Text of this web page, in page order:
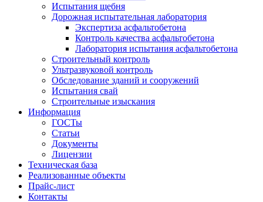
Испытания щебня
Дорожная испытательная лаборатория
Экспертиза асфальтобетона
Контроль качества асфальтобетона
Лаборатория испытания асфальтобетона
Строительный контроль
Ультразвуковой контроль
Обследование зданий и сооружений
Испытания свай
Строительные изыскания
Информация
ГОСТы
Статьи
Документы
Лицензии
Техническая база
Реализованные объекты
Прайс-лист
Контакты